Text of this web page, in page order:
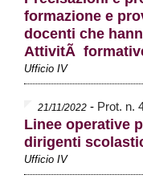
formazione e
docenti che
AttivitÃ
Ufficio IV
21/11/2022 - Prot. n.
Linee operative
dirigenti
Ufficio IV